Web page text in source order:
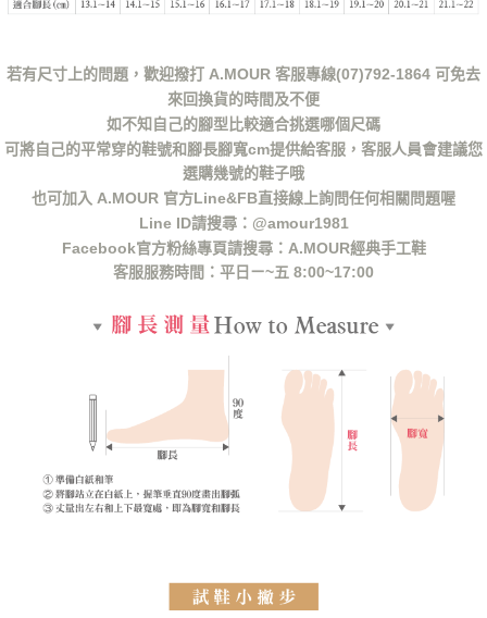
若有尺寸上的問題，歡迎撥打 A.MOUR 客服專線(07)792-1864 可免去
來回換貨的時間及不便
如不知自己的腳型比較適合挑選哪個尺碼
可將自己的平常穿的鞋號和腳長腳寬cm提供給客服，客服人員會建議您
選購幾號的鞋子哦
也可加入 A.MOUR 官方Line&FB直接線上詢問任何相關問題喔
Line ID請搜尋：@amour1981
Facebook官方粉絲專頁請搜尋：A.MOUR經典手工鞋
客服服務時間：平日ㄧ~五 8:00~17:00